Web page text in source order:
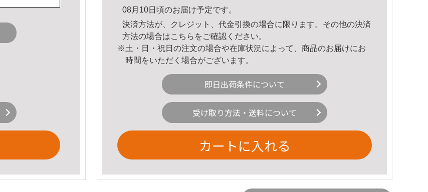
08月10日頃のお届け予定です。
決済方法が、クレジット、代金引換の場合に限ります。その他の決済
方法の場合はこちら をご確認ください。
※土・日・祝日の注文の場合や在庫状況によって、商品のお届けにお
時間をいただく場合がございます。
即日出荷条件について
受け取り方法・送料について
カートに入れる